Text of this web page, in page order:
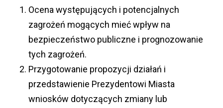
Ocena występujących i potencjalnych
zagrożeń mogących mieć wpływ na
bezpieczeństwo publiczne i prognozowanie
tych zagrożeń.
Przygotowanie propozycji działań i
przedstawienie Prezydentowi Miasta
wniosków dotyczących zmiany lub